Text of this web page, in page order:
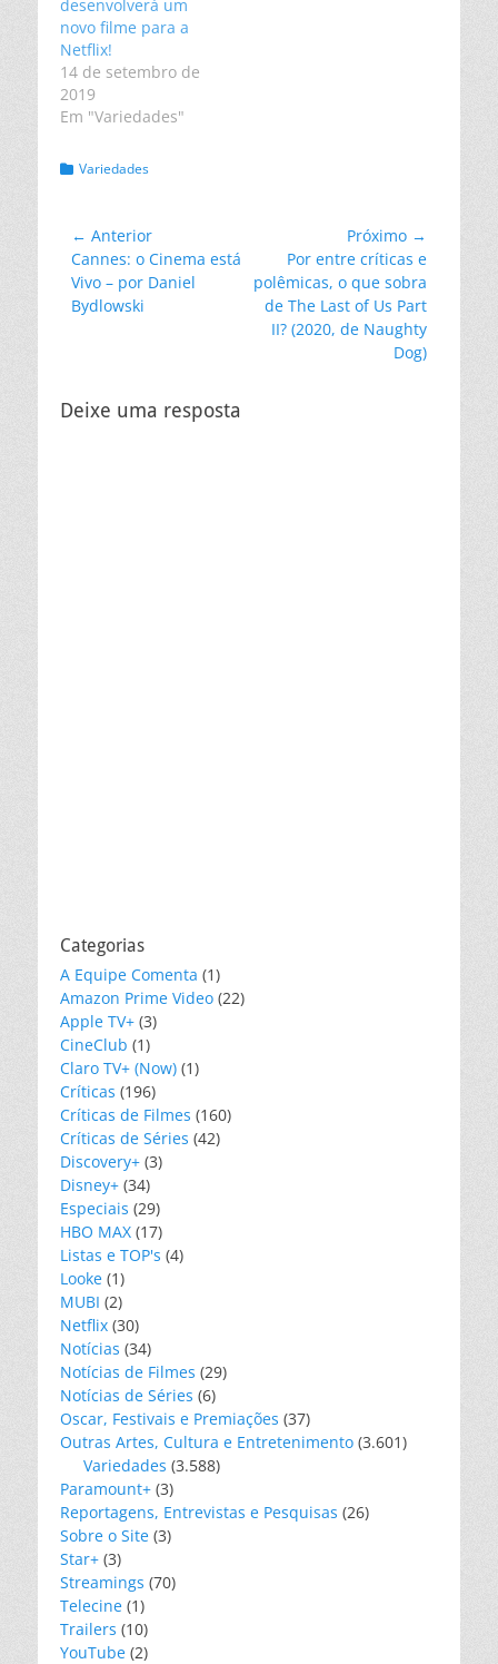
desenvolverá um
novo filme para a
Netflix!
14 de setembro de
2019
Em "Variedades"
Categorias:
Variedades
Navegação
de
Post
← Anterior
Post
anterior:
Cannes: o Cinema está
Vivo – por Daniel
Bydlowski
Próximo →
Próximo
post:
Por entre críticas e
polêmicas, o que sobra
de The Last of Us Part
II? (2020, de Naughty
Dog)
Deixe uma resposta
Categorias
A Equipe Comenta (1)
Amazon Prime Video (22)
Apple TV+ (3)
CineClub (1)
Claro TV+ (Now) (1)
Críticas (196)
Críticas de Filmes (160)
Críticas de Séries (42)
Discovery+ (3)
Disney+ (34)
Especiais (29)
HBO MAX (17)
Listas e TOP's (4)
Looke (1)
MUBI (2)
Netflix (30)
Notícias (34)
Notícias de Filmes (29)
Notícias de Séries (6)
Oscar, Festivais e Premiações (37)
Outras Artes, Cultura e Entretenimento (3.601)
Variedades (3.588)
Paramount+ (3)
Reportagens, Entrevistas e Pesquisas (26)
Sobre o Site (3)
Star+ (3)
Streamings (70)
Telecine (1)
Trailers (10)
YouTube (2)